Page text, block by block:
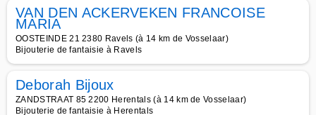
VAN DEN ACKERVEKEN FRANCOISE
MARIA
OOSTEINDE 21 2380 Ravels (à 14 km de Vosselaar)
Bijouterie de fantaisie à Ravels
Deborah Bijoux
ZANDSTRAAT 85 2200 Herentals (à 14 km de Vosselaar)
Bijouterie de fantaisie à Herentals